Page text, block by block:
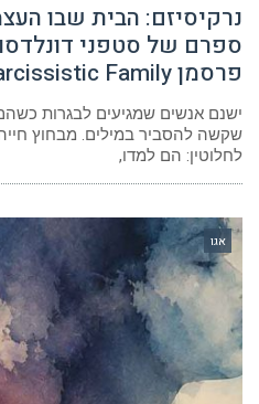
נרקיסיזם: הבית שבו
ספרם של סטפני
פרסמן The Narcissistic Family
ישנם אנשים שמגיעים לבגרות
שקשה להסביר במילים. מבחוץ
לחלוטין: הם למדו,
אגו